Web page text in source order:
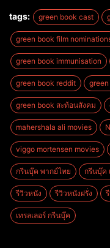
tags: green book cast
green book film
green book immunisation
green book reddit
green book สะท้อนสังคม
mahershala ali movies
viggo mortensen movies
กรีนบุ๊ค พากย์ไทย กรีนบุ๊ค
รีวิวหนัง รีวิวหนังฝรั่ง
เทรลเลอร์ กรีนบุ๊ค